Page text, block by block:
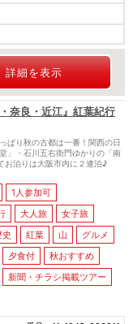
詳細を表示
奈良・近江』紅葉紀行
ぱり秋の古都は一番！関西の日
」・石川五右衛門ゆかりの「南
お泊りは大阪市内に２連泊♪
1人参加可
大人旅
女子旅
史 紅葉 山
グルメ
夕食付
秋おすすめ
新聞・チラシ掲載ツアー